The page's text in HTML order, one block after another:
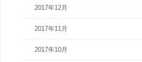
2017年12月
2017年11月
2017年10月